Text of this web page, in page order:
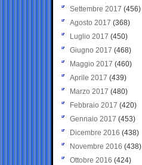
Settembre 2017 (456)
Agosto 2017 (368)
Luglio 2017 (450)
Giugno 2017 (468)
Maggio 2017 (460)
Aprile 2017 (439)
Marzo 2017 (480)
Febbraio 2017 (420)
Gennaio 2017 (453)
Dicembre 2016 (438)
Novembre 2016 (438)
Ottobre 2016 (424)